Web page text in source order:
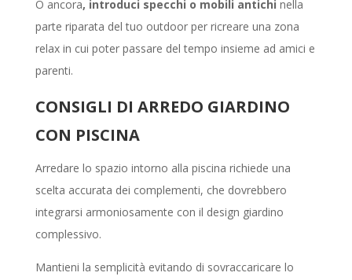
O ancora, introduci specchi o mobili antichi nella
parte riparata del tuo outdoor per ricreare una zona
relax in cui poter passare del tempo insieme ad amici e
parenti.
CONSIGLI DI ARREDO GIARDINO
CON PISCINA
Arredare lo spazio intorno alla piscina richiede una
scelta accurata dei complementi, che dovrebbero
integrarsi armoniosamente con il design giardino
complessivo.
Mantieni la semplicità evitando di sovraccaricare lo